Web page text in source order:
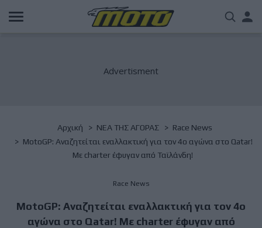
Παράκαμψη
προς
Breadcrumb
Αρχική NΕΑ ΤΗΣ ΑΓΟΡΑΣ
Race News
MotoGP: Αναζητείται εναλλακτική για τον 4ο αγώνα στο Qatar!
Με charter έφυγαν από Ταϊλάνδη!
Race News
MotoGP: Αναζητείται εναλλακτική για τον 4ο
αγώνα στο Qatar! Με charter έφυγαν από